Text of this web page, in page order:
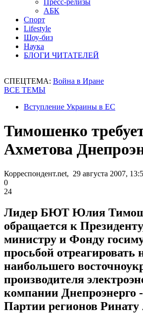
Пресс-релизы
АБК
Спорт
Lifestyle
Шоу-биз
Наука
БЛОГИ ЧИТАТЕЛЕЙ
СПЕЦТЕМА: Война в Иране
ВСЕ ТЕМЫ
Вступление Украины в ЕС
Тимошенко
Ахметова
Корреспондент.net, 29 августа 2007,
0
24
Лидер БЮТ Юлия
обращается к
министру и Фонду
просьбой отреагировать
наибольшего
производителя
компании Днепроэнерго
Партии регионов Ринату